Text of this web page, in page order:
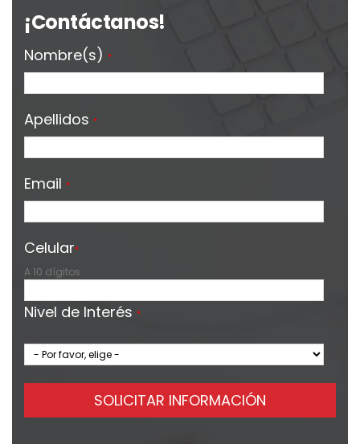
¡Contáctanos!
Nombre(s) *
Apellidos *
Email *
Celular*
A 10 dígitos
Nivel de Interés *
SOLICITAR INFORMACIÓN